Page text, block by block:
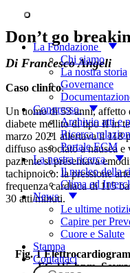
La Fondazione
Chi siamo
La nostra storia
Governance
Congresso
Archivio atti e
Ricerca
Portale ECM
La nostra ricerca
Il nucleo della
Clima ed
News
Le ultime
Capire per
Cuore e Salute
Stampa
Contattaci
Don’t go
Di Francesco Angeli
Caso clinico:
Un uomo di 53 anni, affetto
diabete mellito di tipo II in
marzo 2021 allertava il 118
diffuso associato a nausea
paziente si presentava
tachipnoico: la pressione
frequenza cardiaca di 115
30 atti/minuti.
Fig. 1
FC 115 bpm.